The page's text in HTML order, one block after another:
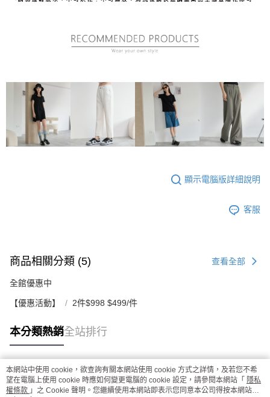
顯示電腦版詳細說明
客服
商品相關分類 (5) 查看全部
全館優惠中
【優惠活動】 2件$998 $499/件
本分類熱銷全站排行
熱門標籤
本網站中使用 cookie，欲查詢有關本網站使用 cookie 方式之詳情，及若您不希
望在電腦上使用 cookie 時應如何變更電腦的 cookie 設定，請參閱本網站「 隱私
權條款 」之 Cookie 聲明。您繼續使用本網站即表示您同意本公司得按本網站使